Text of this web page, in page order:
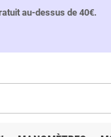
au-dessus de 40€.